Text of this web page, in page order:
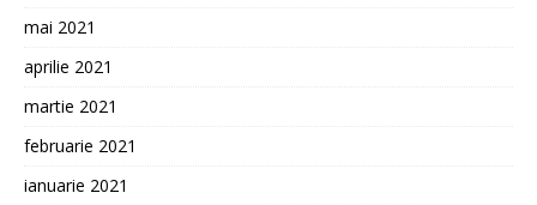
mai 2021
aprilie 2021
martie 2021
februarie 2021
ianuarie 2021